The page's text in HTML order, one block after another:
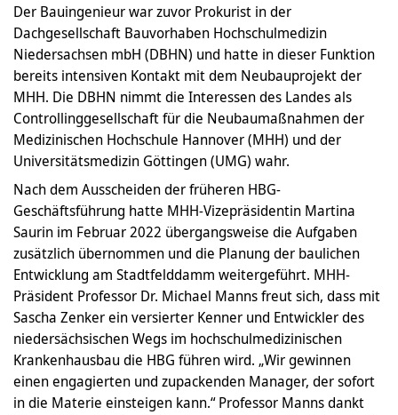
Der Bauingenieur war zuvor Prokurist in der
Dachgesellschaft Bauvorhaben Hochschulmedizin
Niedersachsen mbH (DBHN) und hatte in dieser Funktion
bereits intensiven Kontakt mit dem Neubauprojekt der
MHH. Die DBHN nimmt die Interessen des Landes als
Controllinggesellschaft für die Neubaumaßnahmen der
Medizinischen Hochschule Hannover (MHH) und der
Universitätsmedizin Göttingen (UMG) wahr.
Nach dem Ausscheiden der früheren HBG-
Geschäftsführung hatte MHH-Vizepräsidentin Martina
Saurin im Februar 2022 übergangsweise die Aufgaben
zusätzlich übernommen und die Planung der baulichen
Entwicklung am Stadtfelddamm weitergeführt. MHH-
Präsident Professor Dr. Michael Manns freut sich, dass mit
Sascha Zenker ein versierter Kenner und Entwickler des
niedersächsischen Wegs im hochschulmedizinischen
Krankenhausbau die HBG führen wird. „Wir gewinnen
einen engagierten und zupackenden Manager, der sofort
in die Materie einsteigen kann.“ Professor Manns dankt